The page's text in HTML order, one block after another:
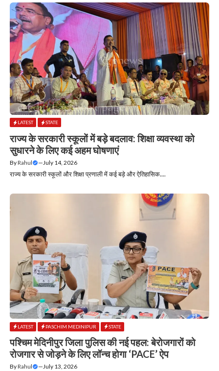
LATEST STATE
राज्य के सरकारी स्कूलों में बड़े बदलाव: शिक्षा व्यवस्था को
सुधारने के लिए कई अहम घोषणाएं
ByRahul — July 14, 2026
राज्य के सरकारी स्कूलों और शिक्षा प्रणाली में कई बड़े और ऐतिहासिक....
LATEST PASCHIM MEDINIPUR STATE
पश्चिम मेदिनीपुर जिला पुलिस की नई पहल: बेरोजगारों को
रोजगार से जोड़ने के लिए लॉन्च होगा ‘PACE’ ऐप
ByRahul —July 13, 2026